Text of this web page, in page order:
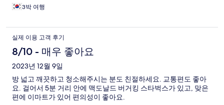
3박 여행
실제 이용 고객 후기
8/10 - 매우 좋아요
2023년 12월 9일
방 넓고 깨끗하고 청소해주시는 분도 친절하세요. 교통편도 좋아
요. 걸어서 5분 거리 안에 맥도날드 버거킹 스타벅스가 있고, 맞은
편에 이마트가 있어 편의성이 좋아요.